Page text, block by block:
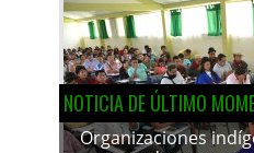
NOTICIA DE ÚLTIMO
Organizaciones